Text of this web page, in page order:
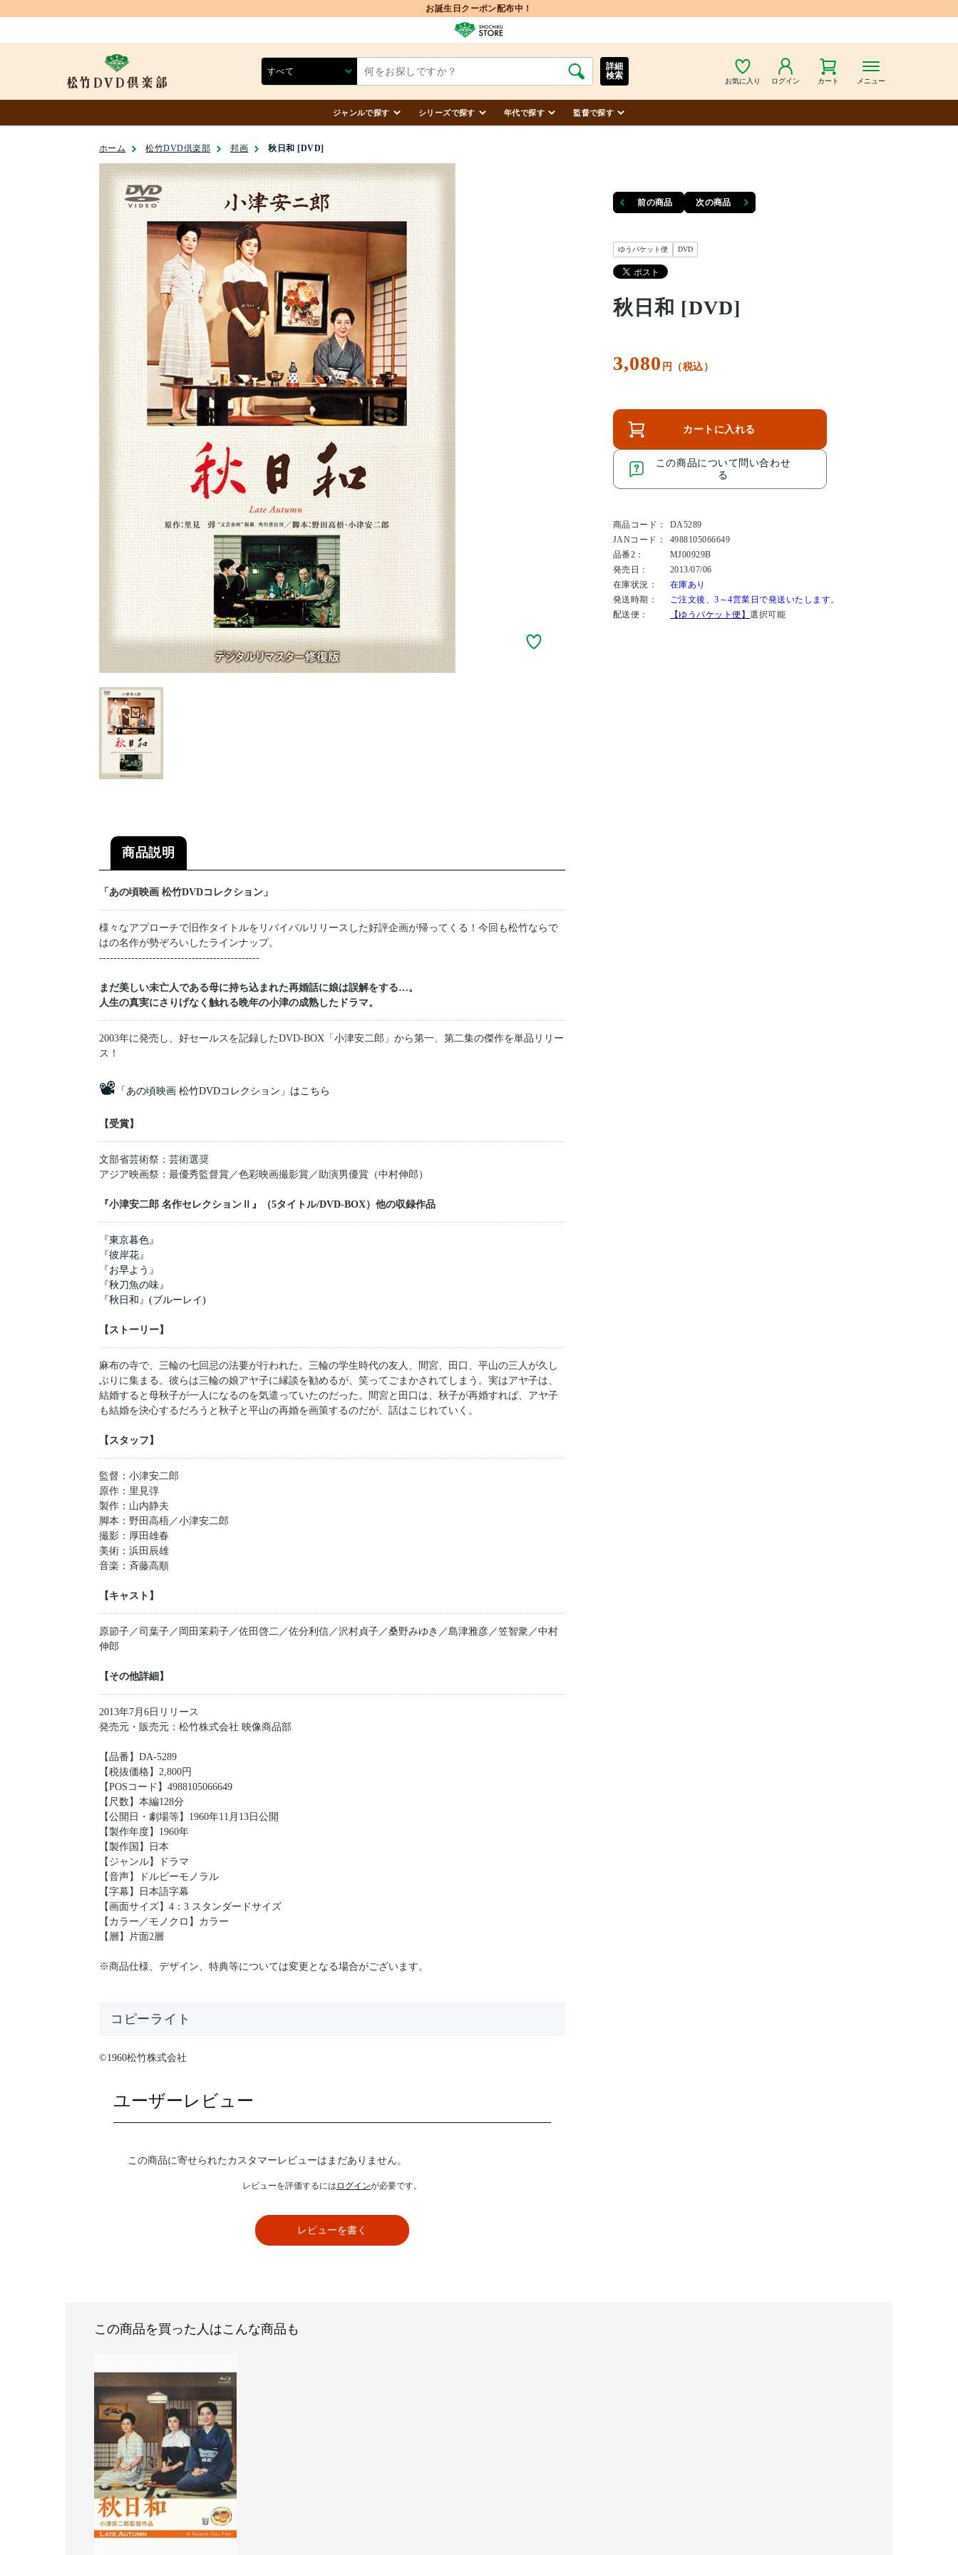
お誕生日クーポン配布中！
お気に入り ログイン カート メニュー
詳細
検索
ジャンルで探す シリーズで探す 年代で探す 監督で探す
ホーム 松竹DVD倶楽部 邦画 秋日和 [DVD]
前の商品 次の商品
ゆうパケット便 DVD
秋日和 [DVD]
3,080 円（税込）
カートに入れる
この商品について問い合わせ
る
商品コード：
DA5289
JANコード：
4988105066649
品番2：
MJ00929B
発売日：
2013/07/06
在庫状況：
在庫あり
発送時期：
ご注文後、3～4営業日で発送いたします。
配送便：
【ゆうパケット便】選択可能
商品説明
「あの頃映画 松竹DVDコレクション」
様々なアプローチで旧作タイトルをリバイバルリリースした好評企画が帰ってくる！今回も松竹ならで
はの名作が勢ぞろいしたラインナップ。
---------------------------------------------
まだ美しい未亡人である母に持ち込まれた再婚話に娘は誤解をする…。
人生の真実にさりげなく触れる晩年の小津の成熟したドラマ。
2003年に発売し、好セールスを記録したDVD-BOX「小津安二郎」から第一、第二集の傑作を単品リリー
ス！
📽 「あの頃映画 松竹DVDコレクション」はこちら
【受賞】
文部省芸術祭：芸術選奨
アジア映画祭：最優秀監督賞／色彩映画撮影賞／助演男優賞（中村伸郎）
『小津安二郎 名作セレクションⅡ』（5タイトル/DVD-BOX）他の収録作品
『東京暮色』
『彼岸花』
『お早よう』
『秋刀魚の味』
『秋日和』(ブルーレイ)
【ストーリー】
麻布の寺で、三輪の七回忌の法要が行われた。三輪の学生時代の友人、間宮、田口、平山の三人が久し
ぶりに集まる。彼らは三輪の娘アヤ子に縁談を勧めるが、笑ってごまかされてしまう。実はアヤ子は、
結婚すると母秋子が一人になるのを気遣っていたのだった。間宮と田口は、秋子が再婚すれば、アヤ子
も結婚を決心するだろうと秋子と平山の再婚を画策するのだが、話はこじれていく。
【スタッフ】
監督：小津安二郎
原作：里見弴
製作：山内静夫
脚本：野田高梧／小津安二郎
撮影：厚田雄春
美術：浜田辰雄
音楽：斉藤高順
【キャスト】
原節子／司葉子／岡田茉莉子／佐田啓二／佐分利信／沢村貞子／桑野みゆき／島津雅彦／笠智衆／中村
伸郎
【その他詳細】
2013年7月6日リリース
発売元・販売元：松竹株式会社 映像商品部
【品番】DA-5289
【税抜価格】2,800円
【POSコード】4988105066649
【尺数】本編128分
【公開日・劇場等】1960年11月13日公開
【製作年度】1960年
【製作国】日本
【ジャンル】ドラマ
【音声】ドルビーモノラル
【字幕】日本語字幕
【画面サイズ】4：3 スタンダードサイズ
【カラー／モノクロ】カラー
【層】片面2層
※商品仕様、デザイン、特典等については変更となる場合がございます。
コピーライト
©1960松竹株式会社
ユーザーレビュー
この商品に寄せられたカスタマーレビューはまだありません。
レビューを評価するには ログインが必要です。
レビューを書く
この商品を買った人はこんな商品も